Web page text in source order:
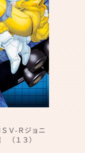
Ｖ‐Ｒジョニ
（１３）